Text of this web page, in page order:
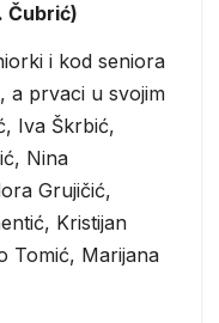
Čubrić)
i kod seniora
a prvaci u svojim
Iva Škrbić,
Nina
Grujičić,
Kristijan
Tomić, Marijana